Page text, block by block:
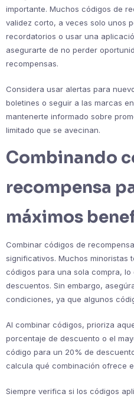
importante. Muchos códigos de
validez corto, a veces solo unos
recordatorios o usar una
asegurarte de no perder
recompensas.
Considera usar alertas para
boletines o seguir a las marcas
mantenerte informado sobre
limitado que se avecinan.
Combinando
recompensa
máximos
Combinar códigos de
significativos. Muchos minoristas
códigos para una sola compra,
descuentos. Sin embargo,
condiciones, ya que algunos
Al combinar códigos, prioriza
porcentaje de descuento o el
código para un 20% de
calcula qué combinación ofrece
Siempre verifica si los códigos